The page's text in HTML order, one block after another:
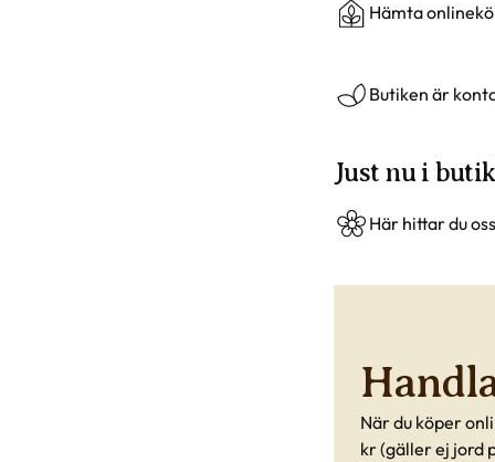
Hämta
Butiken är
Just nu i
Här hittar du
När du köper
kr (gäller ej jord